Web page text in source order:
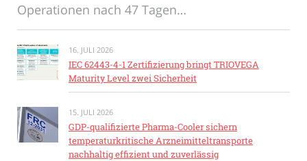
Operationen nach 47 Tagen…
16. JULI 2026
IEC 62443-4-1 Zertifizierung bringt TRIOVEGA
Maturity Level zwei Sicherheit
15. JULI 2026
GDP-qualifizierte Pharma-Cooler sichern
temperaturkritische Arzneimitteltransporte
nachhaltig effizient und zuverlässig